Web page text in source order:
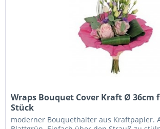
Wraps Bouquet Cover Kraft Ø 36cm
Stück
moderner Bouquethalter aus Kraftpapier.